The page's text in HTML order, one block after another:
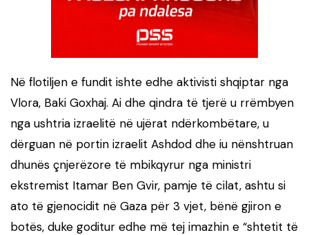
Në flotiljen e fundit ishte edhe aktivisti shqiptar nga
Vlora, Baki Goxhaj. Ai dhe qindra të tjerë u rrëmbyen
nga ushtria izraelitë në ujërat ndërkombëtare, u
dërguan në portin izraelit Ashdod dhe iu nënshtruan
dhunës çnjerëzore të mbikqyrur nga ministri
ekstremist Itamar Ben Gvir, pamje të cilat, ashtu si
ato të gjenocidit në Gaza për 3 vjet, bënë gjiron e
botës, duke goditur edhe më tej imazhin e “shtetit të